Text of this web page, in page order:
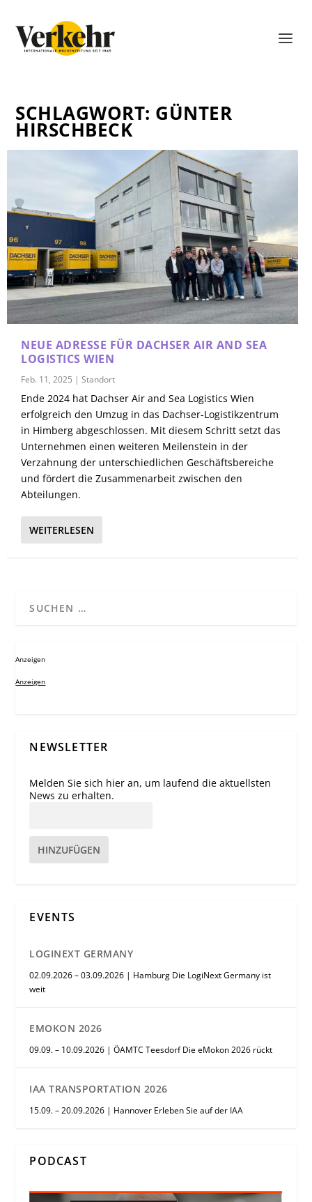
SCHLAGWORT: GÜNTER
HIRSCHBECK
NEUE ADRESSE FÜR DACHSER AIR AND SEA
LOGISTICS WIEN
Feb. 11, 2025 |Standort
Ende 2024 hat Dachser Air and Sea Logistics Wien
erfolgreich den Umzug in das Dachser-Logistikzentrum
in Himberg abgeschlossen. Mit diesem Schritt setzt das
Unternehmen einen weiteren Meilenstein in der
Verzahnung der unterschiedlichen Geschäftsbereiche
und fördert die Zusammenarbeit zwischen den
Abteilungen.
WEITERLESEN
Anzeigen
Anzeigen
NEWSLETTER
Melden Sie sich hier an, um laufend die aktuellsten
News zu erhalten.
HINZUFÜGEN
EVENTS
LOGINEXT GERMANY
02.09.2026 – 03.09.2026 | Hamburg Die LogiNext Germany ist
weit
EMOKON 2026
09.09. – 10.09.2026 | ÖAMTC Teesdorf Die eMokon 2026 rückt
IAA TRANSPORTATION 2026
15.09. – 20.09.2026 | Hannover Erleben Sie auf der IAA
PODCAST